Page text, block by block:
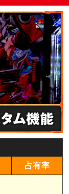
占有率